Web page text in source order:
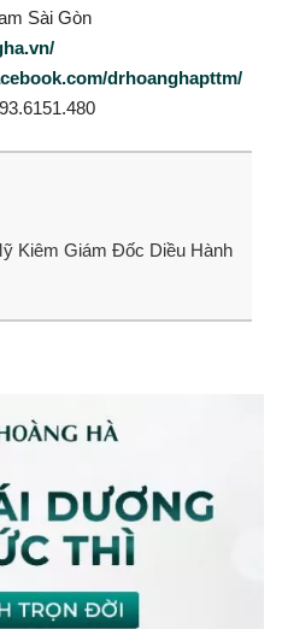
Sài Gòn
drhoanghapttm/
Kiêm Giám Đốc Diều Hành